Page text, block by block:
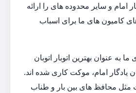
امام و سایر محدوده های را ارائه
کامیون های ما برای اسباب
به عنوان بهترین اتوبار اتوبان
یادگار امام، موکت کاری شده اند.
مثل محافظ های بین بار و طناب